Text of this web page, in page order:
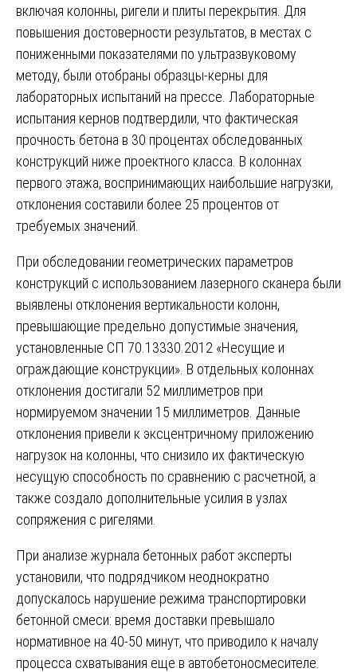
включая колонны, ригели и плиты перекрытия. Для
повышения достоверности результатов, в местах с
пониженными показателями по ультразвуковому
методу, были отобраны образцы-керны для
лабораторных испытаний на прессе. Лабораторные
испытания кернов подтвердили, что фактическая
прочность бетона в 30 процентах обследованных
конструкций ниже проектного класса. В колоннах
первого этажа, воспринимающих наибольшие нагрузки,
отклонения составили более 25 процентов от
требуемых значений.
При обследовании геометрических параметров
конструкций с использованием лазерного сканера были
выявлены отклонения вертикальности колонн,
превышающие предельно допустимые значения,
установленные СП 70.13330.2012 «Несущие и
ограждающие конструкции». В отдельных колоннах
отклонения достигали 52 миллиметров при
нормируемом значении 15 миллиметров. Данные
отклонения привели к эксцентричному приложению
нагрузок на колонны, что снизило их фактическую
несущую способность по сравнению с расчетной, а
также создало дополнительные усилия в узлах
сопряжения с ригелями.
При анализе журнала бетонных работ эксперты
установили, что подрядчиком неоднократно
допускалось нарушение режима транспортировки
бетонной смеси: время доставки превышало
нормативное на 40-50 минут, что приводило к началу
процесса схватывания еще в автобетоносмесителе.